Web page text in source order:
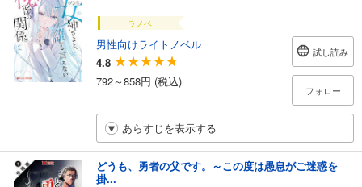
ラノベ
男性向けライトノベル
4.8
792～858円 (税込)
試し読み
フォロー
あらすじを表示する
どうも、勇者の父です。～この度は愚息がご迷惑を
掛...